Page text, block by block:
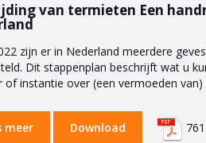
van termieten Een
zijn er in Nederland meerdere
Dit stappenplan beschrijft wat u
of instantie over (een vermoeden
meer Download